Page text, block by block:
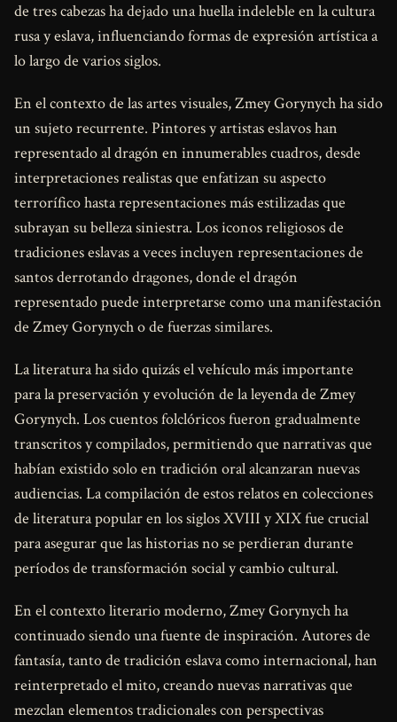
de tres cabezas ha dejado una huella indeleble en la cultura
rusa y eslava, influenciando formas de expresión artística a
lo largo de varios siglos.
En el contexto de las artes visuales, Zmey Gorynych ha sido
un sujeto recurrente. Pintores y artistas eslavos han
representado al dragón en innumerables cuadros, desde
interpretaciones realistas que enfatizan su aspecto
terrorífico hasta representaciones más estilizadas que
subrayan su belleza siniestra. Los iconos religiosos de
tradiciones eslavas a veces incluyen representaciones de
santos derrotando dragones, donde el dragón
representado puede interpretarse como una manifestación
de Zmey Gorynych o de fuerzas similares.
La literatura ha sido quizás el vehículo más importante
para la preservación y evolución de la leyenda de Zmey
Gorynych. Los cuentos folclóricos fueron gradualmente
transcritos y compilados, permitiendo que narrativas que
habían existido solo en tradición oral alcanzaran nuevas
audiencias. La compilación de estos relatos en colecciones
de literatura popular en los siglos XVIII y XIX fue crucial
para asegurar que las historias no se perdieran durante
períodos de transformación social y cambio cultural.
En el contexto literario moderno, Zmey Gorynych ha
continuado siendo una fuente de inspiración. Autores de
fantasía, tanto de tradición eslava como internacional, han
reinterpretado el mito, creando nuevas narrativas que
mezclan elementos tradicionales con perspectivas